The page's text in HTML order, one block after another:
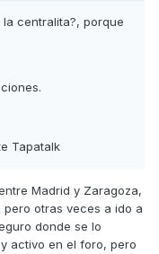
centralita?, porque
Tapatalk
Madrid y Zaragoza,
otras veces a ido a
donde se lo
activo en el foro, pero